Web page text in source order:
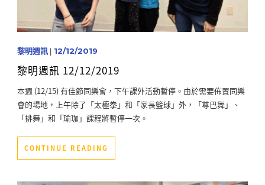
黎明週訊| 12/12/2019
黎明週訊 12/12/2019
本週 (12/15) 有佳節同樂會，下午課外活動暫停。由於需要佈置同樂
會的場地，上午除了「太極拳」和「家長籃球」外，「尊巴舞」、
「排舞」和「瑜珈」課程將暫停一次。
CONTINUE READING